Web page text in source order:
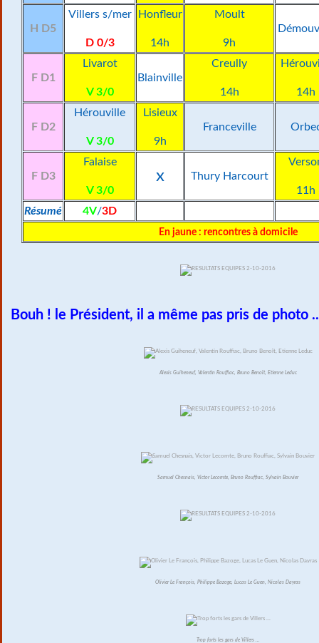
H D5
Villers s/mer
D 0/3
Honfleur
14h
Moult
9h
F D1
Livarot
V 3/0
Blainville
Creully
14h 14h
F D2
Hérouville
V 3/0
Lisieux
9h
Franceville
F D3
Falaise
V 3/0
x Thury Harcourt
11h
Résumé
4V/3D
En jaune : rencontres à domicile
Bouh ! le Président, il a même pas pris de photo
Alexis Guiheneuf, Valentin Rouffiac, Bruno Benoît, Etienne Leduc
Samuel Chesnais, Victor Lecomte, Bruno Rouffiac, Sylvain Bouvier
Olivier Le François, Philippe Bazoge, Lucas Le Guen, Nicolas Dayras
Trop forts les gars de Villers ...